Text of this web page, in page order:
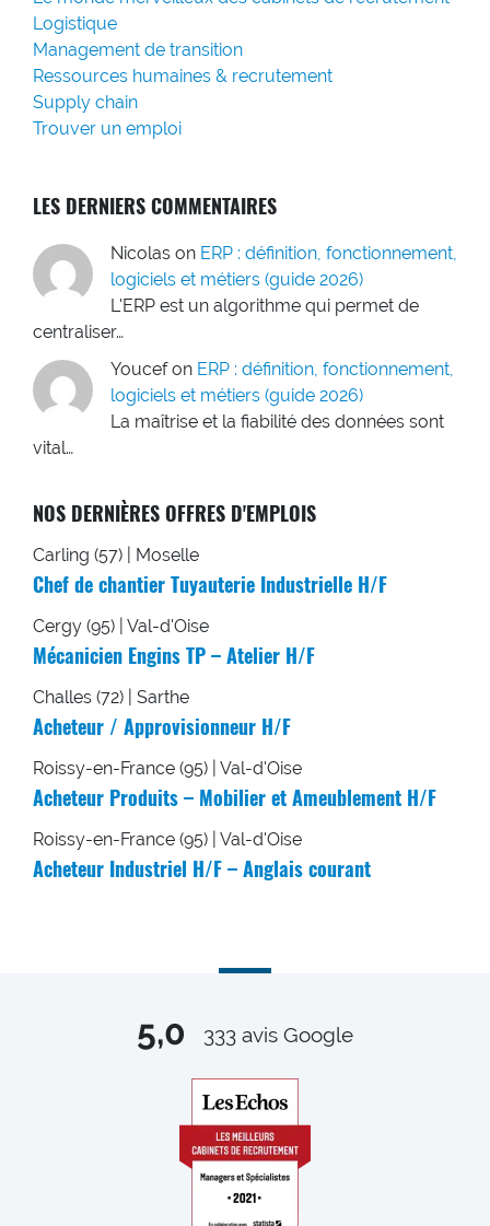
Logistique
Management de transition
Ressources humaines & recrutement
Supply chain
Trouver un emploi
LES DERNIERS COMMENTAIRES
Nicolas on ERP : définition, fonctionnement,
logiciels et métiers (guide 2026)
L'ERP est un algorithme qui permet de
centraliser…
Youcef on ERP : définition, fonctionnement,
logiciels et métiers (guide 2026)
La maîtrise et la fiabilité des données sont
vital…
NOS DERNIÈRES OFFRES D'EMPLOIS
Carling (57) | Moselle
Chef de chantier Tuyauterie Industrielle H/F
Cergy (95) | Val-d'Oise
Mécanicien Engins TP – Atelier H/F
Challes (72) | Sarthe
Acheteur / Approvisionneur H/F
Roissy-en-France (95) | Val-d'Oise
Acheteur Produits – Mobilier et Ameublement H/F
Roissy-en-France (95) | Val-d'Oise
Acheteur Industriel H/F – Anglais courant
5,0 333 avis Google